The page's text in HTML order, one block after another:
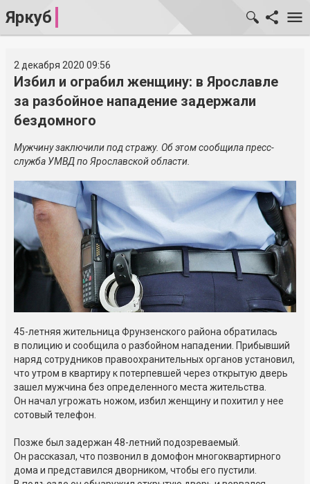
Яркуб
2 декабря 2020 09:56
Избил и ограбил женщину: в Ярославле
за разбойное нападение задержали
бездомного
Мужчину заключили под стражу. Об этом сообщила пресс-
служба УМВД по Ярославской области.
45-летняя жительница Фрунзенского района обратилась
в полицию и сообщила о разбойном нападении. Прибывший
наряд сотрудников правоохранительных органов установил,
что утром в квартиру к потерпевшей через открытую дверь
зашел мужчина без определенного места жительства.
Он начал угрожать ножом, избил женщину и похитил у нее
сотовый телефон.
Позже был задержан 48-летний подозреваемый.
Он рассказал, что позвонил в домофон многоквартирного
дома и представился дворником, чтобы его пустили.